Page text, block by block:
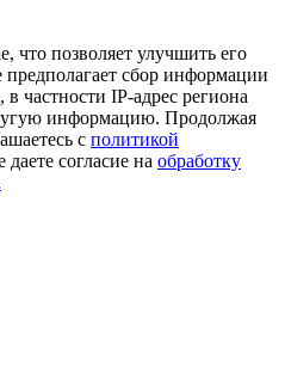
что позволяет улучшить его
предполагает сбор информации
в частности IP-адрес региона
информацию. Продолжая
с политикой
даете согласие на обработку